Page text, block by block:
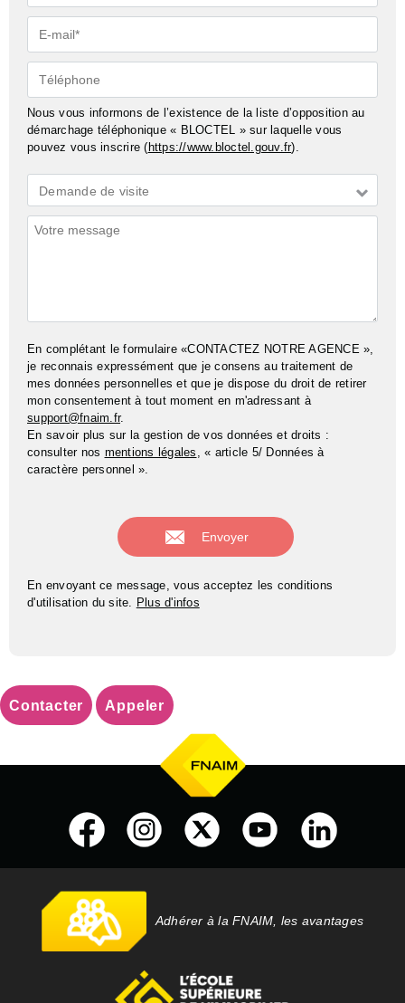
E-
mail*
Téléphone
Nous vous informons de l’existence de la liste d’opposition au
démarchage téléphonique « BLOCTEL » sur laquelle vous
pouvez vous inscrire (https://www.bloctel.gouv.fr).
Demande
*
Demande de visite
Commentaires
En complétant le formulaire «CONTACTEZ NOTRE AGENCE »,
je reconnais expressément que je consens au traitement de
mes données personnelles et que je dispose du droit de retirer
mon consentement à tout moment en m'adressant à
support@fnaim.fr.
En savoir plus sur la gestion de vos données et droits :
consulter nos mentions légales , « article 5/ Données à
caractère personnel ».
En envoyant ce message, vous acceptez les conditions
d'utilisation du site. Plus d'infos
Contacter Appeler
Adhérer à la FNAIM, les avantages